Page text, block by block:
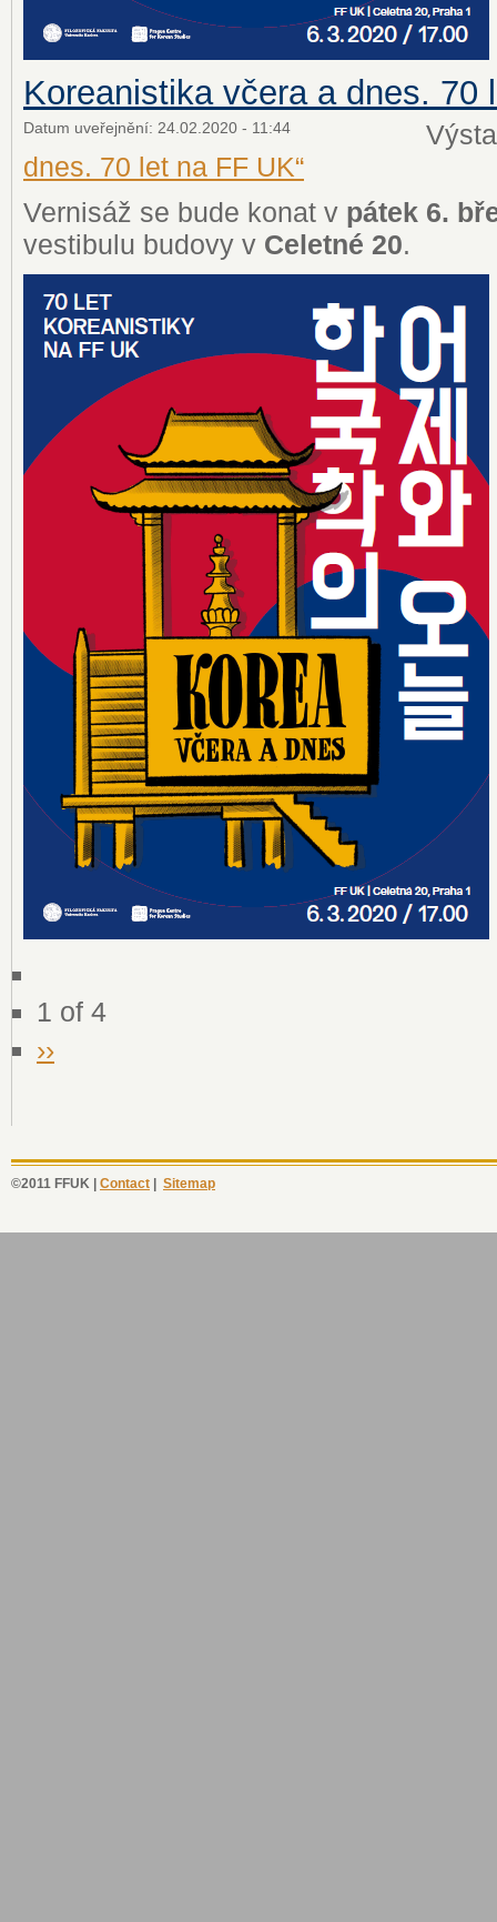
Koreanistika včera a dnes. 70
Datum uveřejnění: 24.02.2020 - 11:44
dnes. 70 let na FF UK“
Vernisáž se bude konat v pátek 6.
vestibulu budovy v Celetné 20.
1 of 4
››
©2011 FFUK | Contact | Sitemap